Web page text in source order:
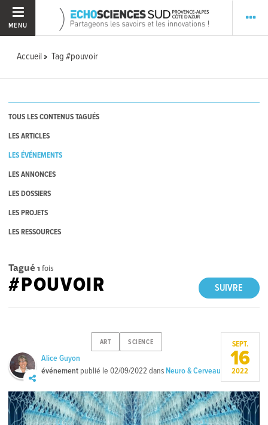
MENU
Accueil Tag #pouvoir
TOUS LES CONTENUS TAGUÉS
LES ARTICLES
LES ÉVÉNEMENTS
LES ANNONCES
LES DOSSIERS
LES PROJETS
LES RESSOURCES
Tagué 1 fois
SUIVRE
#POUVOIR
ART SCIENCE
Alice Guyon
événement publié le02/09/2022 dans Neuro & Cerveau
SEPT.
16
2022